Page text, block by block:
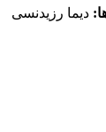
دیما رزیدنسی